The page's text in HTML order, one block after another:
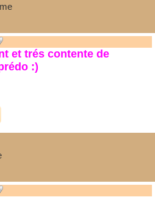
et trés contente de
:)